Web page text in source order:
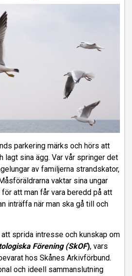
parkering märks och hörs att
lagt sina ägg. Var vår springer det
av familjerna strandskator,
vaktar sina ungar
att man får vara beredd på att
inträffa när man ska gå till och
sprida intresse och kunskap om
Förening (SkOF), vars
hos Skånes Arkivförbund.
och ideell sammanslutning